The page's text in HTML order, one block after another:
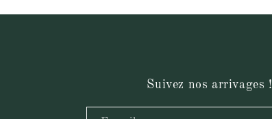
Suivez nos arrivages !